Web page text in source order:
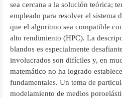
sea cercana a la solución teórica;
empleado para resolver el sistema
que el algoritmo sea compatible
alto rendimiento (HPC). La
blandos es especialmente
involucrados son difíciles y, en
matemático no ha logrado
fundamentales. Un tema de
modelamiento de medios